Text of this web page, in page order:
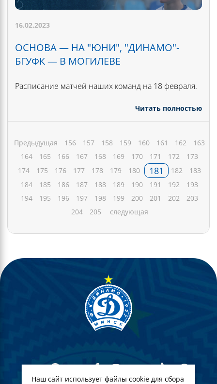
16.02.2023
ОСНОВА — НА "ЮНИ", "ДИНАМО"-
БГУФК — В МОГИЛЕВЕ
Расписание матчей наших команд на 18 февраля.
Читать полностью
Предыдущая 156 157 158 159 160 161 162
163
164
165 166 167 168 169 170 171 172
173
174
175 176 177 178 179 180 181 182
183
184
185 186 187 188 189 190 191 192
193
194
195 196 197 198 199 200 201 202
203
204
205 следующая
Наш сайт использует файлы cookie для сбора